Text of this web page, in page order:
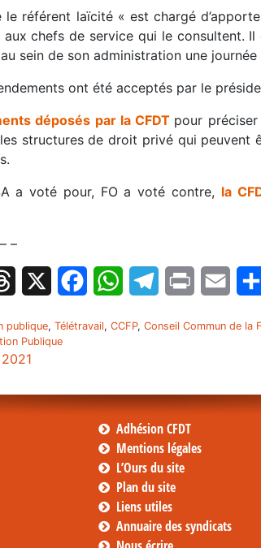
le référent laïcité « est chargé
chefs de service qui le consultent.
sein de son administration une
ont été acceptés par le
déposés par la CFDT pour
structures de droit privé qui peuvent
a voté pour, FO a voté contre, la
–
Threads FacebookWhatsAppTelegram
Print Email
publique, Télétravail, CCFP, Conseil Commun de la
Publique
Adhésion CFDT
Mentions légales
L’Ours du site
Plan du site
Liens utiles
Annuaire des syndicats